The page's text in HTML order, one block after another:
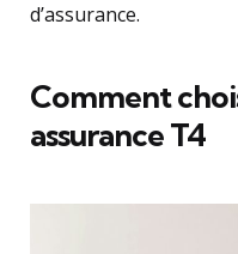
d’assurance.
Comment
assurance T4